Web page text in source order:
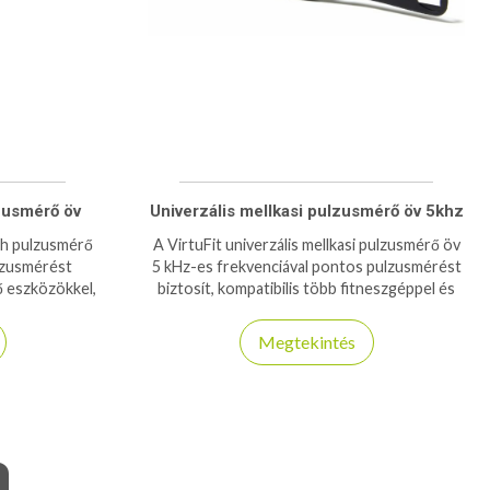
öv
pulzusmérő
Univerzális mellkasi pulzusmérő öv 5khz
A VirtuFit univerzális mellkasi pulzusmérő öv
5 kHz-es frekvenciával pontos pulzusmérést
biztosít, kompatibilis több fitneszgéppel és
Megtekintés